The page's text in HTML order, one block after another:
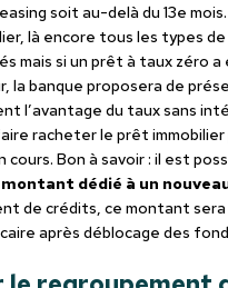
soit au-delà du 13e
là encore tous les types
mais si un prêt à taux zéro
la banque proposera de
l’avantage du taux sans
racheter le prêt immobilier
Bon à savoir : il est
montant dédié à un
de crédits, ce montant sera
après déblocage des